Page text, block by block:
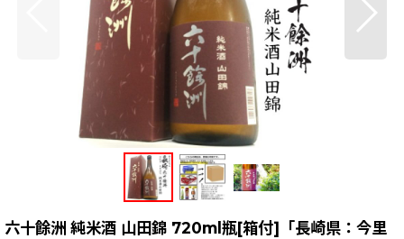
六十餘洲 純米酒 山田錦 720ml瓶[箱付]「長崎県：今里